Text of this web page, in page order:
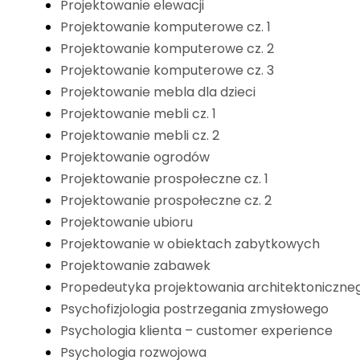
Projektowanie elewacji
Projektowanie komputerowe cz. 1
Projektowanie komputerowe cz. 2
Projektowanie komputerowe cz. 3
Projektowanie mebla dla dzieci
Projektowanie mebli cz. 1
Projektowanie mebli cz. 2
Projektowanie ogrodów
Projektowanie prospołeczne cz. 1
Projektowanie prospołeczne cz. 2
Projektowanie ubioru
Projektowanie w obiektach zabytkowych
Projektowanie zabawek
Propedeutyka projektowania
Psychofizjologia postrzegania zmysłowego
Psychologia klienta – customer experience
Psychologia rozwojowa